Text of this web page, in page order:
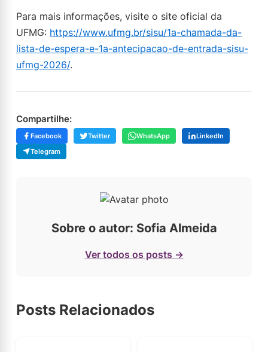
Para mais informações, visite o site oficial da
UFMG: https://www.ufmg.br/sisu/1a-chamada-da-
lista-de-espera-e-1a-antecipacao-de-entrada-sisu-
ufmg-2026/.
Compartilhe:
Facebook Twitter WhatsApp
LinkedIn
Telegram
Sobre o autor: Sofia Almeida
Ver todos os posts →
Posts Relacionados